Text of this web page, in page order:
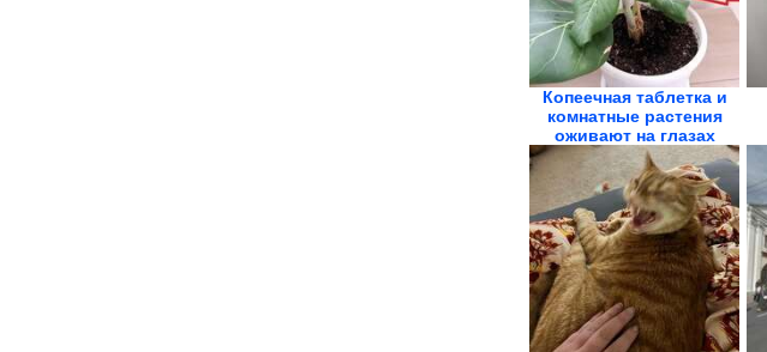
Копеечная таблетка и
комнатные растения
оживают на глазах